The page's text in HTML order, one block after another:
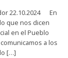
22.10.2024 En
que nos dicen
en el Pueblo
a los
[…]